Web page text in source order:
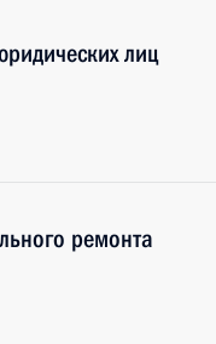
лиц
ремонта